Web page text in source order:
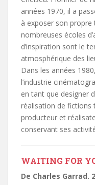
années 1970, il a
à exposer son propre
nombreuses écoles
d’inspiration sont le
atmosphérique des
Dans les années
l’industrie
en tant que designer
réalisation de fictions
producteur et
conservant ses
WAITING FOR
De Charles Garrad.